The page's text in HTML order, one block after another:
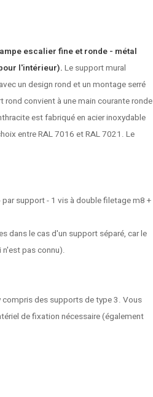
escalier fine et ronde - métal
l'intérieur). Le support mural
un design rond et un montage serré
convient à une main courante ronde
est fabriqué en acier inoxydable
entre RAL 7016 et RAL 7021. Le
support - 1 vis à double filetage m8 +
dans le cas d'un support séparé, car le
pas connu).
compris des supports de type 3. Vous
de fixation nécessaire (également